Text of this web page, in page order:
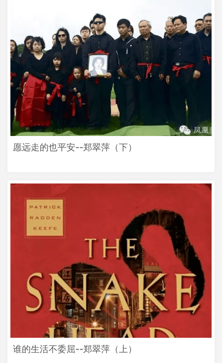
愿远走的也平安--郑翠萍（下）
谁的生活不委屈--郑翠萍（上）